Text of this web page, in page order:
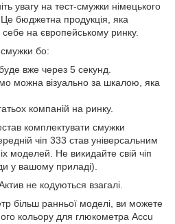
увагу на тест-смужки німецького
бюджетна продукція, яка
на європейському ринку.
смужки бо:
вже через 5 секунд.
можна візуально за шкалою, яка
компаній на ринку.
комплектувати смужки
чіп 333 став універсальним
моделей. Не викидайте свій чіп
у вашому приладі).
не кодуються взагалі.
більш ранньої моделі, ви можете
кольору для глюкометра Accu